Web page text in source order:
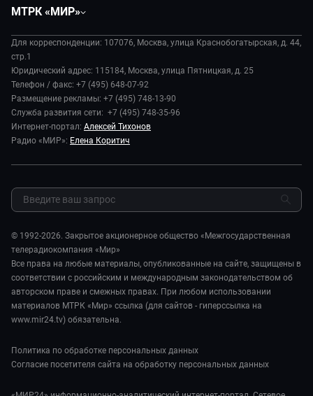
Экономика
Происшествия
В содружестве
В мире
Наука и технологии
Здоровье и медицина
Спорт
Шоу-бизнес
Стиль жизни
Сад и огород
Дела судебные
Диктор делает
Игра в кино
Игра в кино. Мультфильмы
Исторический детектив
Миллион за 5 минут
Мировое соглашение
Предварительный диагноз
Пять причин поехать в...
МТРК «МИР»
История
Руководство
Новости компании
Пресса о нас
Карьера
Реклама
Закупки и тендеры
Обратная связь
Для корреспонденции: 107076, Москва, улица Краснобогатырская, д. 44,
стр.1
Юридический адрес: 115184, Москва, улица Пятницкая, д. 25
Телефон / факс: +7 (495) 648-07-92
Размещение рекламы: +7 (495) 748-13-90
Служба развития сети: +7 (495) 748-35-96
Интернет-портал: Алексей Тихонов
Радио «МИР»: Елена Коритич
© 1992-2026. Закрытое акционерное общество «Межгосударственная
телерадиокомпания «Мир»
Все права на любые материалы, опубликованные на сайте, защищены в
соответствии с российским и международным законодательством об
авторском праве и смежных правах. При любом использовании
материалов МТРК «Мир» ссылка (для сайтов - гиперссылка на
www.mir24.tv) обязательна.
Политика по обработке персональных данных
Согласие посетителя сайта на обработку персональных данных